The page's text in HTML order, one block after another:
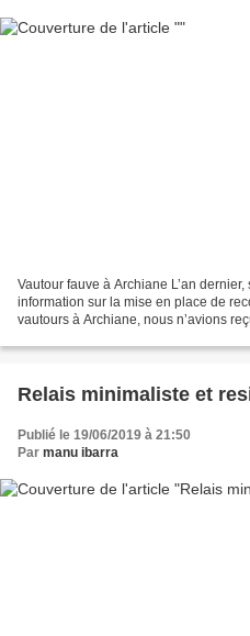
Vautour fauve à Archiane L’an
information sur la mise en place de
vautours à Archiane, nous n’avions
Relais minimaliste et
Publié le 19/06/2019 à 21:50
Par manu ibarra